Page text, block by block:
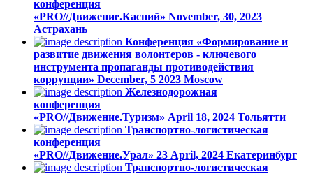
конференция
«PRO//Движение.Каспий» November, 30, 2023
Астрахань
Конференция «Формирование и
развитие движения волонтеров - ключевого
инструмента пропаганды противодействия
коррупции» December, 5 2023 Moscow
Железнодорожная
конференция
«PRO//Движение.Туризм» April 18, 2024 Тольятти
Транспортно-логистическая
конференция
«PRO//Движение.Урал» 23 April, 2024 Екатеринбург
Транспортно-логистическая